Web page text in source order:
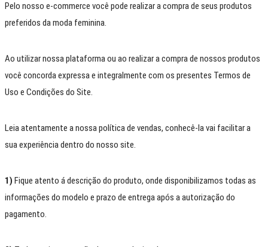
Pelo nosso e-commerce você pode realizar a compra de seus produtos
preferidos da moda feminina.
Ao utilizar nossa plataforma ou ao realizar a compra de nossos produtos
você concorda expressa e integralmente com os presentes Termos de
Uso e Condições do Site.
Leia atentamente a nossa política de vendas, conhecê-la vai facilitar a
sua experiência dentro do nosso site.
1) Fique atento á descrição do produto, onde disponibilizamos todas as
informações do modelo e prazo de entrega após a autorização do
pagamento.